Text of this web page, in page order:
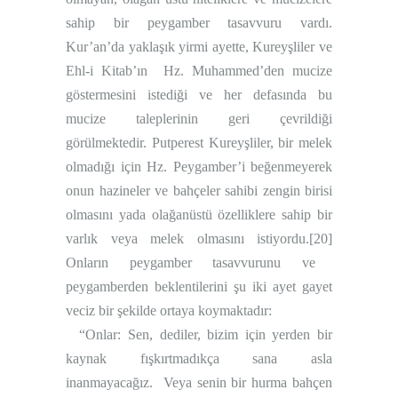
sahip bir peygamber tasavvuru vardı.
Kur’an’da yaklaşık yirmi ayette, Kureyşliler ve
Ehl-i Kitab’ın
Hz. Muhammed’den mucize
göstermesini istediği ve her defasında bu
mucize taleplerinin geri çevrildiği
görülmektedir. Putperest Kureyşliler, bir melek
olmadığı için Hz. Peygamber’i beğenmeyerek
onun hazineler ve bahçeler sahibi zengin birisi
olmasını yada olağanüstü özelliklere sahip bir
varlık veya melek olmasını istiyordu.[20]
Onların peygamber tasavvurunu ve
peygamberden beklentilerini şu iki ayet gayet
veciz bir şekilde ortaya koymaktadır:
“Onlar: Sen, dediler, bizim için yerden bir
kaynak fışkırtmadıkça sana asla
inanmayacağız.
Veya senin bir hurma bahçen